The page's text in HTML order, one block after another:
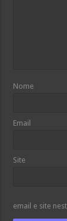
Nome
Email
Site
email e site